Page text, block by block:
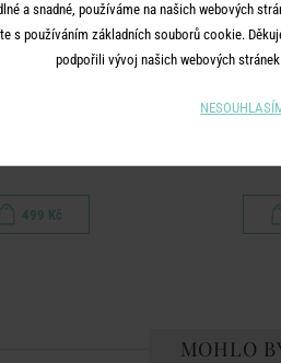
499 Kč
Pikniková
MOHLO
a snadné, používáme na našich webových
s používáním základních souborů cookie.
podpořili vývoj našich webových